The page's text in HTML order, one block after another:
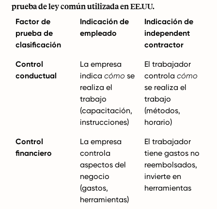
prueba de ley común utilizada en EE.UU.
Factor de
prueba de
clasificación
Indicación de
empleado
Indicación de
independent
contractor
Control
conductual
La empresa
indica cómo se
realiza el
trabajo
(capacitación,
instrucciones)
El trabajador
controla cómo
se realiza el
trabajo
(métodos,
horario)
Control
financiero
La empresa
controla
aspectos del
negocio
(gastos,
herramientas)
El trabajador
tiene gastos no
reembolsados,
invierte en
herramientas